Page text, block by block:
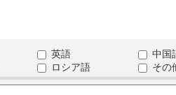
英語 中国
ロシア語 その